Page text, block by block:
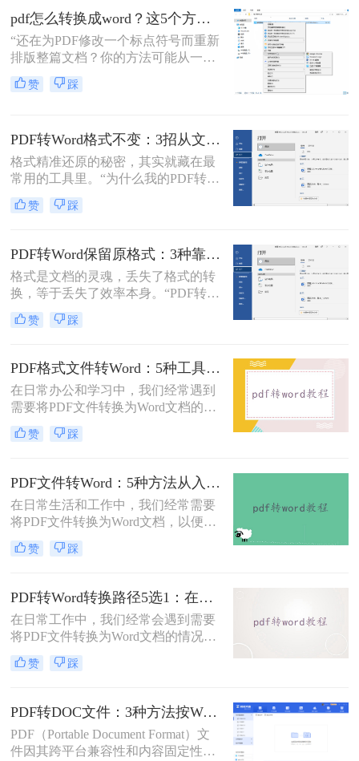
了。
背后，是无数职场人和内容创作者面
对合同、报告、文献时，渴望高效提
取、编辑信息的真切需求。
pdf怎么转换成word？这5个方法亲测有效，职场人必备技能！
“还在为PDF修改一个标点符号而重新
排版整篇文档？你的方法可能从一开
始就错了。”作为一名深耕电脑办公
软件领域多年的测评博主，小编每天
赞 踩
PDF转Word格式不变：3招从文件选择到输出设置全流程！
格式精准还原的秘密，其实就藏在最
常用的工具里。“为什么我的PDF转成
Word后，格式全乱了？”——这是小
编在后台收到最多的问题之一。相信
疼：一份精心排版的报告、合同或方
案，转换后却面目全非，表格错位、
字体变异、版面混乱，不得不花费大
量时间重新调整。
赞 踩
PDF转Word保留原格式：3种靠谱方法的关键参数配置！
格式是文档的灵魂，丢失了格式的转
换，等于丢失了效率本身。“PDF转完
Word，排版全乱了，还不如自己重打
一遍！”这是小编在后台收到最多的
域多年的测评博主，我深知一份格式
错乱、需要手动调整数小时的Word文
档，对职场人来说是多么糟糕的体
验。那么pdf转word如何保留原格式
呢？
赞 踩
PDF格式文件转Word：5种工具按文件来源和用途对照选择！
在日常办公和学习中，我们经常遇到
需要将PDF文件转换为Word文档的需
求。PDF格式的文件如何转Word一直
是困扰许多用户的难题。无论是需要
调整报告格式，掌握高效的PDF转
Word技巧都至关重要。本文将为您详
细介绍几种经过实践验证的有效方
法，帮助您快速解决格式转换问题。
赞 踩
PDF文件转Word：5种方法从入门到避坑的实操指南！
在日常生活和工作中，我们经常需要
将PDF文件转换为Word文档，以便于
编辑和修改。那么怎么把pdf文件转换
成word呢？本文将详细介绍几种将
助大家轻松应对这一需求。
赞 踩
PDF转Word转换路径5选1：在线、软件、手机端各场景最优解！
在日常工作中，我们经常会遇到需要
将PDF文件转换为Word文档的情况，
以便对内容进行编辑或修改。那么pdf
转word怎么转呢？本文将介绍五种将
最适合自己的转换方式。
赞 踩
PDF转DOC文件：3种方法按Word版本兼容性选择！
PDF（Portable Document Format）文
件因其跨平台兼容性和内容固定性而